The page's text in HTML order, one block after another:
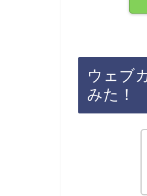
ウェブ
みた！